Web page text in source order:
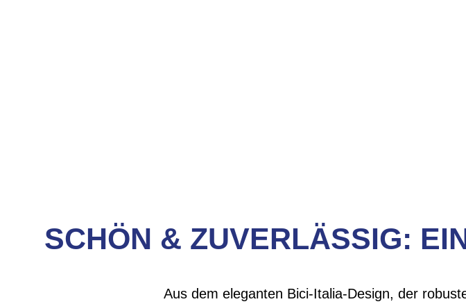
SCHÖN & ZUVERLÄSSIG:
Aus dem eleganten Bici-Italia-Design, der